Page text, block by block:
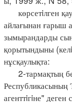
көрсетiлген
айлағынан ғарыш
зымырандарды
қорытындыны
нұсқаулықта:
2-тармақтың
Республикасының
агенттiгiне" деген